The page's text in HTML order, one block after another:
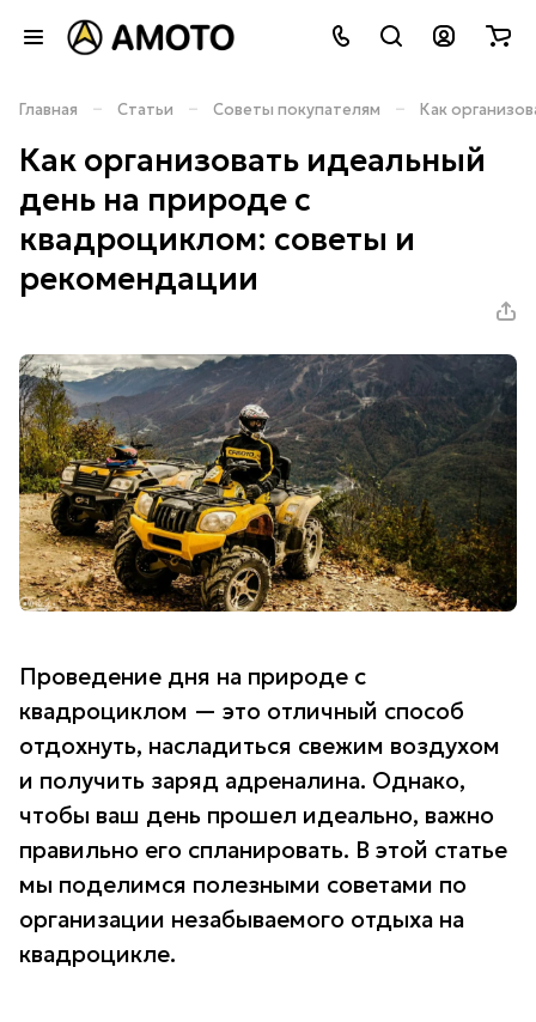
Главная – Статьи – Советы покупателям – Как
Как организовать идеальный
день на природе с
квадроциклом: советы и
рекомендации
Проведение дня на природе с
квадроциклом — это отличный способ
отдохнуть, насладиться свежим воздухом
и получить заряд адреналина. Однако,
чтобы ваш день прошел идеально, важно
правильно его спланировать. В этой статье
мы поделимся полезными советами по
организации незабываемого отдыха на
квадроцикле.